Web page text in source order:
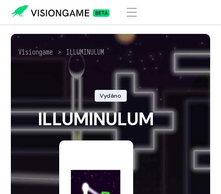
Visiongame > ILLUMINULUM
Vydáno
ILLUMINULUM